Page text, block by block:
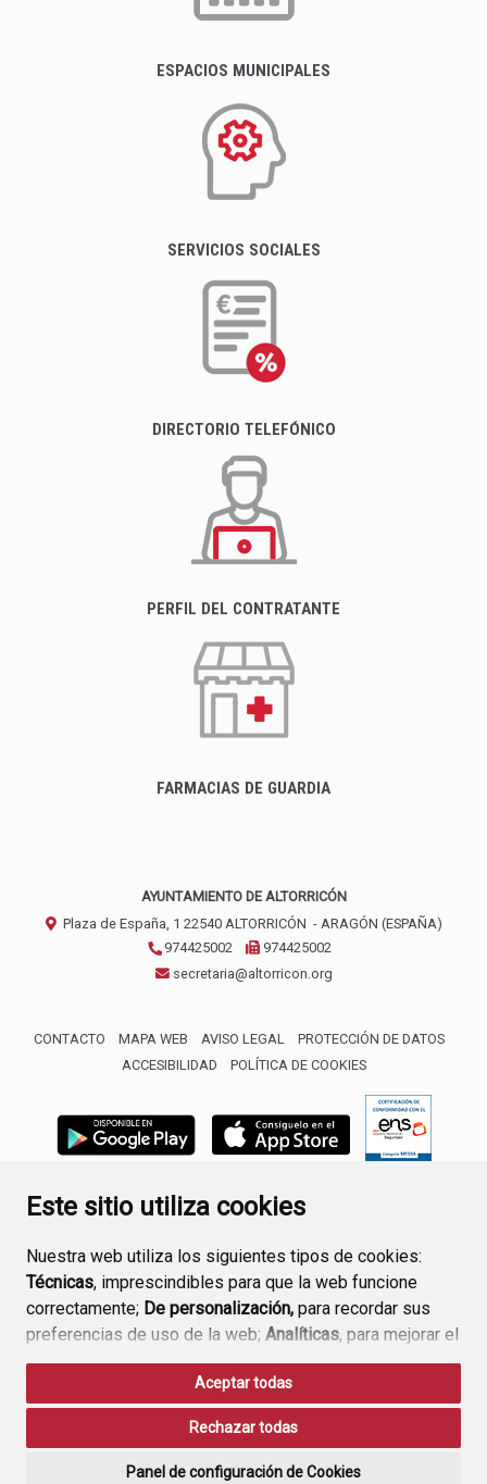
Este sitio utiliza cookies
Nuestra web utiliza los siguientes tipos de cookies:
Técnicas, imprescindibles para que la web funcione
correctamente; De personalización, para recordar sus
preferencias de uso de la web; Analíticas, para mejorar el
funcionamiento de la web y sus servicios.
Si acepta pulsando el botón“Aceptar todas”
consideramos que acepta su uso. Si pulsa el botón
Aceptar todas
Rechazar todas
Panel de configuración de Cookies
ESPACIOS MUNICIPALES
SERVICIOS SOCIALES
DIRECTORIO TELEFÓNICO
PERFIL DEL CONTRATANTE
FARMACIAS DE GUARDIA
AYUNTAMIENTO DE ALTORRICÓN
Plaza de España, 1 22540 ALTORRICÓN - ARAGÓN (ESPAÑA)
974425002
974425002
secretaria@altorricon.org
CONTACTO MAPA WEB AVISO LEGAL
PROTECCIÓN DE DATOS
ACCESIBILIDAD
POLÍTICA DE COOKIES